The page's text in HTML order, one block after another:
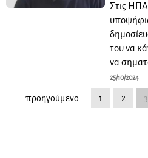
Στις
του να
να
25/10/2024
προηγούμενο 1 2 3